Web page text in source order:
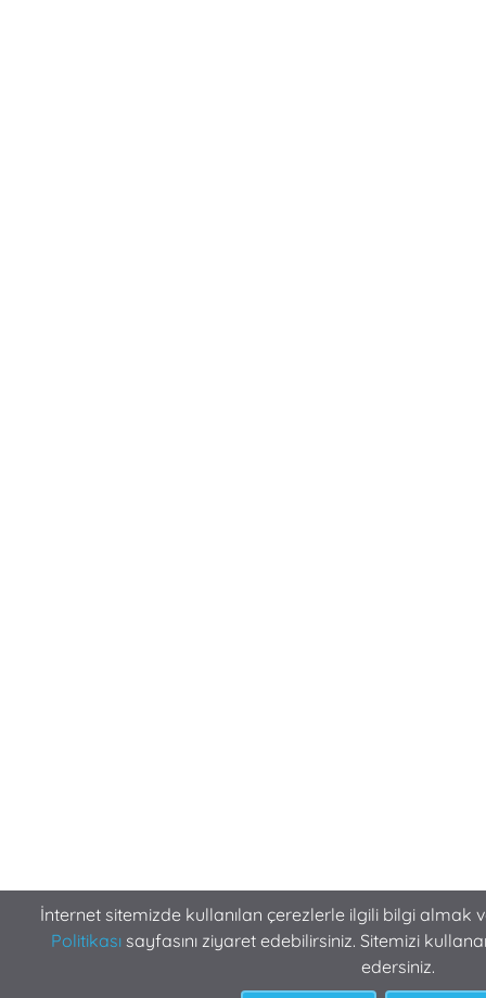
İnternet sitemizde kullanılan çerezlerle ilgili bilgi almak
Politikası sayfasını ziyaret edebilirsiniz. Sitemizi
edersiniz.